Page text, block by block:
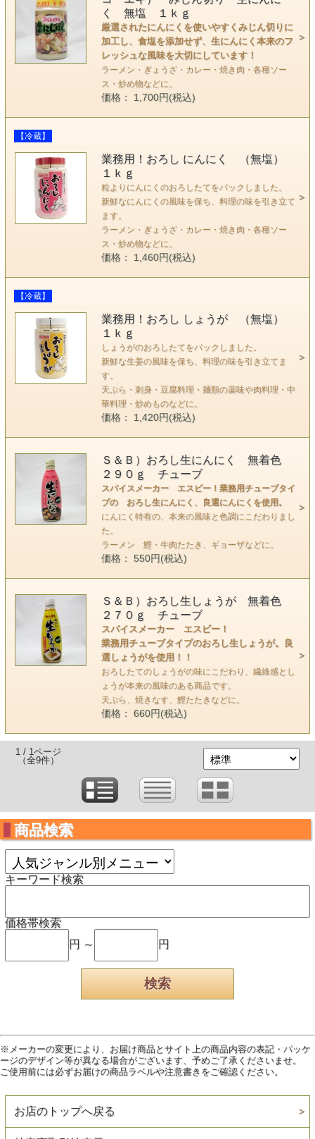
く 無塩 １ｋｇ
厳選されたにんにくを使いやすくみじん切りに
加工し、食塩を添加せず、生にんにく本来のフ
レッシュな風味を大切にしています！
ラーメン・ぎょうざ・カレー・焼き肉・各種ソー
ス・炒め物などに。
価格： 1,700円(税込)
【冷蔵】
業務用！おろし にんにく （無塩）
１ｋｇ
粒よりにんにくのおろしたてをパックしました。
新鮮なにんにくの風味を保ち、料理の味を引き立て
ます。
ラーメン・ぎょうざ・カレー・焼き肉・各種ソー
ス・炒め物などに。
価格： 1,460円(税込)
【冷蔵】
業務用！おろし しょうが （無塩）
１ｋｇ
しょうがのおろしたてをパックしました。
新鮮な生姜の風味を保ち、料理の味を引き立てま
す。
天ぷら・刺身・豆腐料理・麺類の薬味や肉料理・中
華料理・炒めものなどに。
価格： 1,420円(税込)
Ｓ＆Ｂ）おろし生にんにく 無着色
２９０ｇ チューブ
スパイスメーカー エスビー！業務用チューブタイ
プの おろし生にんにく、良選にんにくを使用。
にんにく特有の、本来の風味と色調にこだわりまし
た。
ラーメン 鰹・牛肉たたき、ギョーザなどに。
価格： 550円(税込)
Ｓ＆Ｂ）おろし生しょうが 無着色
２７０ｇ チューブ
スパイスメーカー エスビー！
業務用チューブタイプのおろし生しょうが。良
選しょうがを使用！！
おろしたてのしょうがの味にこだわり、繊維感とし
ょうが本来の風味のある商品です。
天ぷら、焼きなす、鰹たたきなどに。
価格： 660円(税込)
1 / 1ページ
（全9件）
商品検索
キーワード検索
価格帯検索
円 ～
円
※メーカーの変更により、お届け商品とサイト上の商品内容の表記・パッケ
ージのデザイン等が異なる場合がございます、予めご了承くださいませ。
ご使用前には必ずお届けの商品ラベルや注意書きをご確認ください。
お店のトップへ戻る